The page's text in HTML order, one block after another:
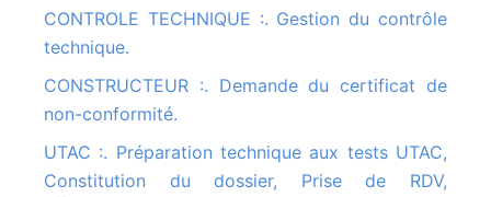
CONTROLE TECHNIQUE :. Gestion du contrôle
technique.
CONSTRUCTEUR :. Demande du certificat de
non-conformité.
UTAC :. Préparation technique aux tests UTAC,
Constitution du dossier, Prise de RDV,